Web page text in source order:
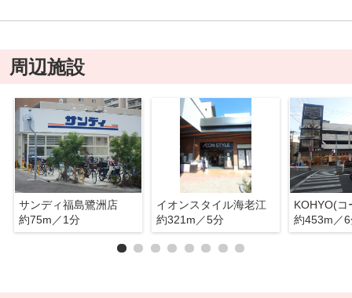
周辺施設
サンディ福島鷺洲店
約75m／1分
イオンスタイル海老江
約321m／5分
約453m／